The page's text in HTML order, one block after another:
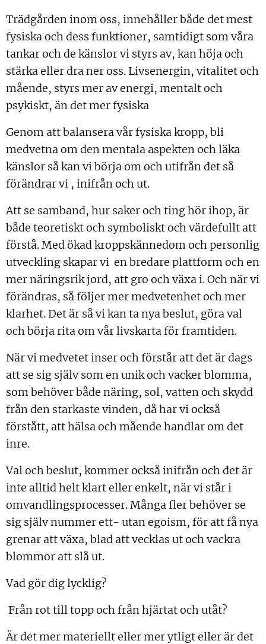
Trädgården inom oss, innehåller både det mest
fysiska och dess funktioner, samtidigt som våra
tankar och de känslor vi styrs av, kan höja och
stärka eller dra ner oss. Livsenergin, vitalitet och
mående, styrs mer av energi, mentalt och
psykiskt, än det mer fysiska
Genom att balansera vår fysiska kropp, bli
medvetna om den mentala aspekten och läka
känslor så kan vi börja om och utifrån det så
förändrar vi , inifrån och ut.
Att se samband, hur saker och ting hör ihop, är
både teoretiskt och symboliskt och värdefullt att
förstå. Med ökad kroppskännedom och personlig
utveckling skapar vi en bredare plattform och en
mer näringsrik jord, att gro och växa i. Och när vi
förändras, så följer mer medvetenhet och mer
klarhet. Det är så vi kan ta nya beslut, göra val
och börja rita om vår livskarta för framtiden.
När vi medvetet inser och förstår att det är dags
att se sig själv som en unik och vacker blomma,
som behöver både näring, sol, vatten och skydd
från den starkaste vinden, då har vi också
förstått, att hälsa och mående handlar om det
inre.
Val och beslut, kommer också inifrån och det är
inte alltid helt klart eller enkelt, när vi står i
omvandlingsprocesser. Många fler behöver se
sig själv nummer ett- utan egoism, för att få nya
grenar att växa, blad att vecklas ut och vackra
blommor att slå ut.
Vad gör dig lycklig?
Från rot till topp och från hjärtat och utåt?
Är det mer materiellt eller mer ytligt eller är det